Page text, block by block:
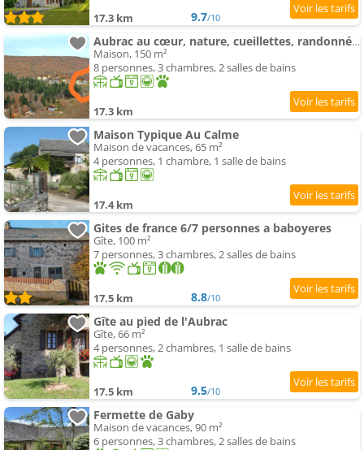
17.3 km 9.7/10
Aubrac au cœur, nature, cueillettes, randonnées sur magnifique pl
Maison, 150 m²
8 personnes, 3 chambres, 2 salles de bains
17.3 km
Maison Typique Au Calme
Maison de vacances, 65 m²
4 personnes, 1 chambre, 1 salle de bains
17.4 km
Gites de france 6/7 personnes a baboyeres
Gîte, 100 m²
7 personnes, 3 chambres, 2 salles de bains
17.5 km 8.8/10
Gîte au pied de l'Aubrac
Gîte, 66 m²
4 personnes, 2 chambres, 1 salle de bains
17.5 km 9.5/10
Fermette de Gaby
Maison de vacances, 90 m²
6 personnes, 3 chambres, 2 salles de bains